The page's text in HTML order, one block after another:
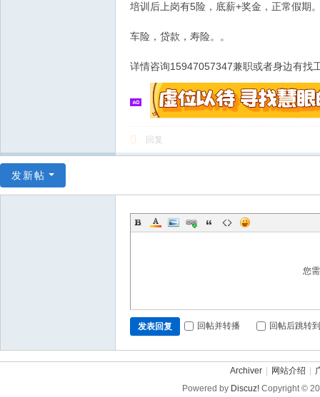
培训后上岗有5险，底薪+奖金，正常假期
车险，贷款，寿险。。
详情咨询15947057347兼职或者身边有找
回复
发新帖
您
发表回复 回帖并转播 回帖后跳转
Archiver 网站介绍
Powered by Discuz! Copyright ©